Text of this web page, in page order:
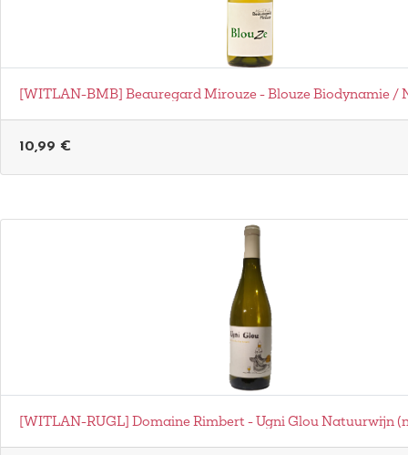
[WITLAN-BMB] Beauregard Mirouze - Blouze Biodynamie /
10,99 €
[WITLAN-RUGL] Domaine Rimbert - Ugni Glou Natuurwijn